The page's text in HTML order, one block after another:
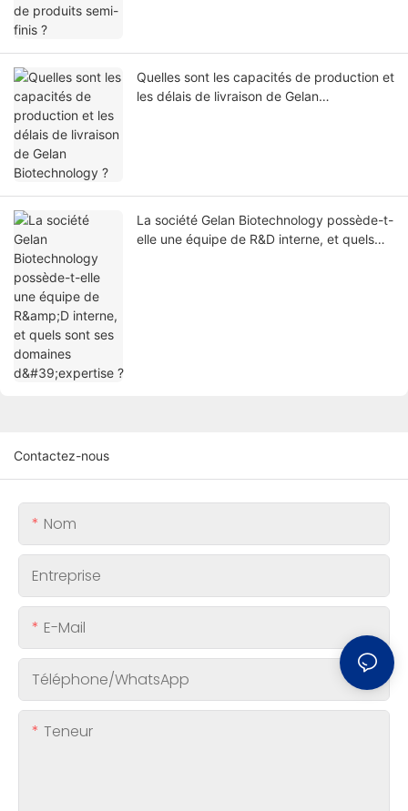
Quelles sont les capacités de production et
les délais de livraison de Gelan
La société Gelan Biotechnology possède-t-
elle une équipe de R&D interne, et quels
Contactez-nous
Nom
Entreprise
E-Mail
Téléphone/WhatsApp
Teneur